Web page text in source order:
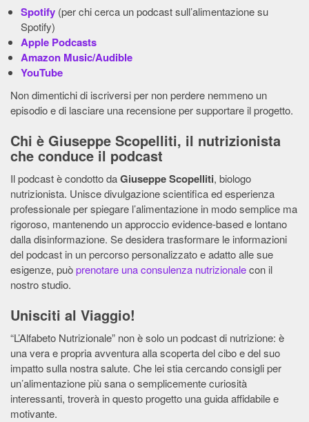
Spotify (per chi cerca un podcast sull’alimentazione su
Spotify)
Apple Podcasts
Amazon Music/Audible
YouTube
Non dimentichi di iscriversi per non perdere nemmeno un
episodio e di lasciare una recensione per supportare il progetto.
Chi è Giuseppe Scopelliti, il nutrizionista
che conduce il podcast
Il podcast è condotto daGiuseppe Scopelliti, biologo
nutrizionista. Unisce divulgazione scientifica ed esperienza
professionale per spiegare l’alimentazione in modo semplice ma
rigoroso, mantenendo un approccio evidence-based e lontano
dalla disinformazione. Se desidera trasformare le informazioni
del podcast in un percorso personalizzato e adatto alle sue
esigenze, puòprenotare una consulenza nutrizionalecon il
nostro studio.
Unisciti al Viaggio!
“L’Alfabeto Nutrizionale” non è solo un podcast di nutrizione: è
una vera e propria avventura alla scoperta del cibo e del suo
impatto sulla nostra salute. Che lei stia cercando consigli per
un’alimentazione più sana o semplicemente curiosità
interessanti, troverà in questo progetto una guida affidabile e
motivante.